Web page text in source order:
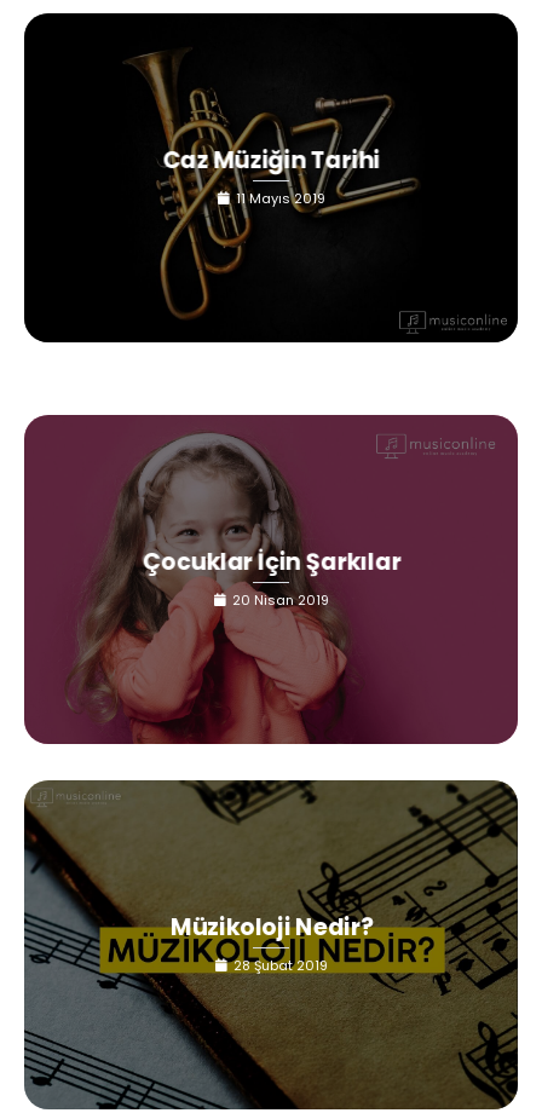
Caz Müziğin Tarihi
11 Mayıs 2019
Çocuklar İçin Şarkılar
20 Nisan 2019
Müzikoloji Nedir?
28 Şubat 2019